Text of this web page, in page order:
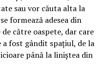
sau vor căuta alta la
formează adesea din
către oaspete, dar care
fost gândit spațiul, de la
până la liniștea din